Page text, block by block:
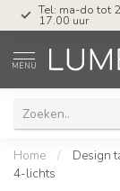
Tel: ma-do tot
17.00 uur
MENU
Home /
Design
4-lichts